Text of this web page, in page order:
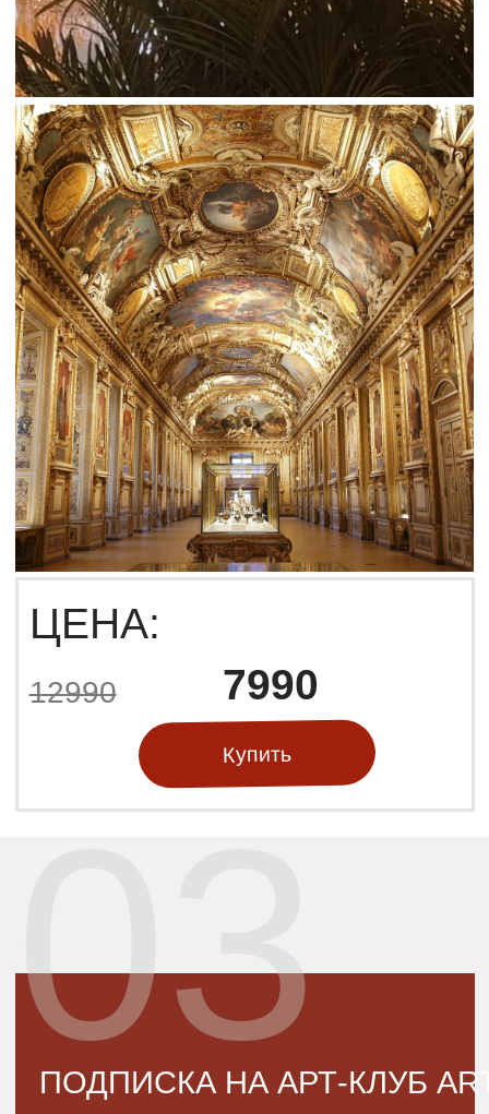
ЦЕНА
6990 2990
04
Раскройте тайны моды как высокого
искусства! От пеплосов и туник до
Узнайте, как одежда отражает эпоху,
как менялись идеалы, как творения